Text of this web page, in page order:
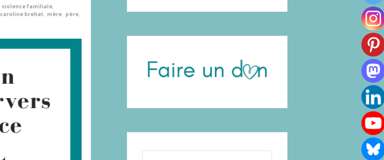
violence familiale,
caroline brehat, mère, père,